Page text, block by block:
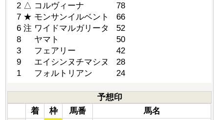
2 △ コルヴィーナ 78
7 ★ モンサンイルベント 66
6 注 ワイドマルガリータ 52
8 ヤマト 50
3 フェアリー 42
9 エイシンヌチマシヌ 28
1 フォルトリアン 24
予想印
着
枠 馬番
馬名